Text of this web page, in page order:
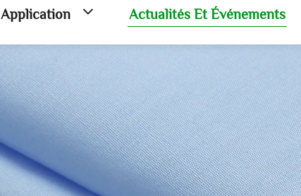
Application
Actualités Et Événements